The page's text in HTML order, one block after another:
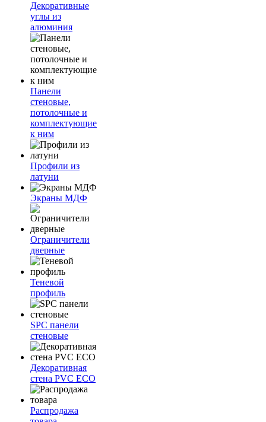
Декоративные
углы из
алюминия
Панели
стеновые,
потолочные и
комплектующие
к ним
Профили из
латуни
Экраны МДФ
Ограничители
дверные
Теневой
профиль
SPC панели
стеновые
Декоративная
стена PVC ECO
Распродажа